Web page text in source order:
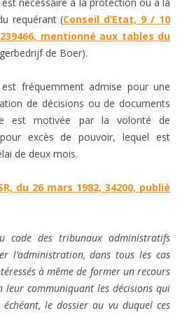
requérant (Conseil d’Etat, 9 / 10
239466, mentionné aux tables du
de Boer).
est fréquemment admise pour une
de décisions ou de documents
est motivée par la volonté de
excès de pouvoir, lequel est
de deux mois.
du 26 mars 1982, 34200, publié
code des tribunaux administratifs
l’administration, dans tous les cas
à même de former un recours
leur communiquant les décisions qui
le dossier au vu duquel ces